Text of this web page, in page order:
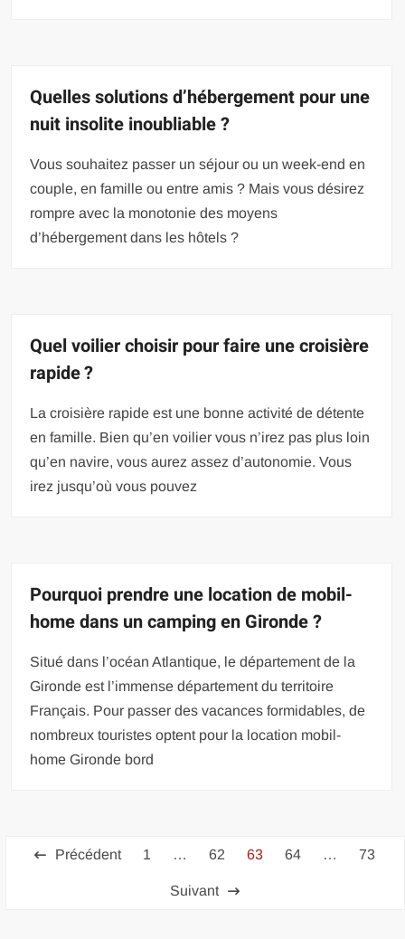
Quelles solutions d’hébergement pour une
nuit insolite inoubliable ?
Vous souhaitez passer un séjour ou un week-end en
couple, en famille ou entre amis ? Mais vous désirez
rompre avec la monotonie des moyens
d’hébergement dans les hôtels ?
Quel voilier choisir pour faire une croisière
rapide ?
La croisière rapide est une bonne activité de détente
en famille. Bien qu’en voilier vous n’irez pas plus loin
qu’en navire, vous aurez assez d’autonomie. Vous
irez jusqu’où vous pouvez
Pourquoi prendre une location de mobil-
home dans un camping en Gironde ?
Situé dans l’océan Atlantique, le département de la
Gironde est l’immense département du territoire
Français. Pour passer des vacances formidables, de
nombreux touristes optent pour la location mobil-
home Gironde bord
Pagination
Précédent 1 … 62 63 64 … 73
Suivant